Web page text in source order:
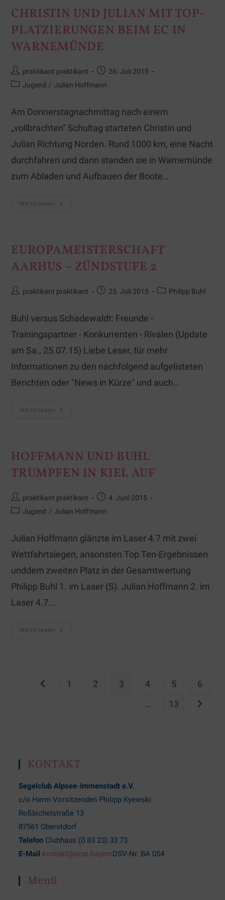
CHRISTIN UND JULIAN MIT TOP-
PLATZIERUNGEN BEIM EC IN
WARNEMÜNDE
praktikant praktikant
26. Juli 2015
Jugend / Julian Hoffmann
Am Donnerstagnachmittag nach einem
„vollbrachten“ Schultag starteten Christin und
Julian Richtung Norden. Rund 1000 km, eine Nacht
durchfahren und dann standen sie in Warnemünde
zum Abladen und Aufbauen der Boote…
Weiterlesen
EUROPAMEISTERSCHAFT
AARHUS – ZÜNDSTUFE 2
praktikant praktikant 25. Juli 2015 Philipp Buhl
Buhl versus Schadewaldt: Freunde -
Trainingspartner - Konkurrenten - Rivalen (Update
am Sa., 25.07.15) Liebe Leser, für mehr
Informationen zu den nachfolgend aufgelisteten
Berichten oder "News in Kürze" und auch…
Weiterlesen
HOFFMANN UND BUHL
TRUMPFEN IN KIEL AUF
praktikant praktikant
4. Juni 2015
Jugend / Julian Hoffmann
Julian Hoffmann glänzte im Laser 4.7 mit zwei
Wettfahrtsiegen, ansonsten Top Ten-Ergebnissen
unddem zweiten Platz in der Gesamtwertung
Philipp Buhl 1. im Laser (S). Julian Hoffmann 2. im
Laser 4.7.…
Weiterlesen
1 2 3 4 5
6
…
13
KONTAKT
Segelclub Alpsee-Immenstadt e.V.
c/o Herrn Vorsitzenden Philipp Kyewski
Roßbichelstraße 13
87561 Oberstdorf
Telefon Clubhaus (0 83 23) 33 73
E-Mail kontakt@scai.bayernDSV-Nr. BA 054
Menü